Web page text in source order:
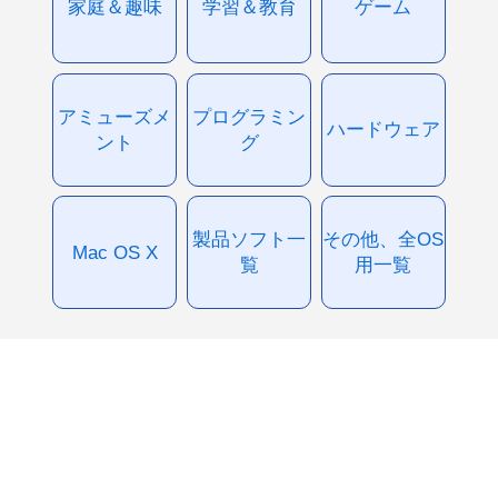
家庭＆趣味 学習＆教育 ゲーム
アミューズメ
ント
プログラミン
グ
ハードウェア
Mac OS X
製品ソフト一
覧
その他、全OS
用一覧